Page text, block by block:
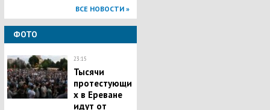
ВСЕ НОВОСТИ »
ФОТО
23:15
Тысячи
протестующи
х в Ереване
идут от